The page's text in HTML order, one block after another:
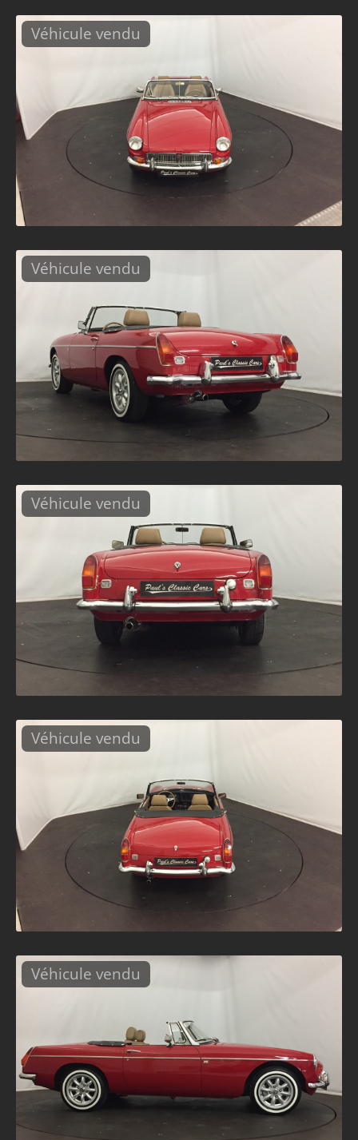
Véhicule vendu
Véhicule vendu
Véhicule vendu
Véhicule vendu
Véhicule vendu